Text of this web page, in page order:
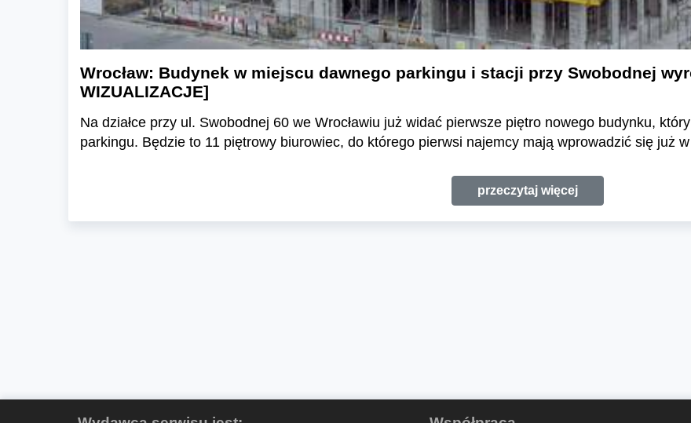
Wrocław: Budynek w miejscu dawnego parkingu i stacji przy Swobodnej
WIZUALIZACJE]
Na działce przy ul. Swobodnej 60 we Wrocławiu już widać pierwsze piętro nowego budynku,
parkingu. Będzie to 11 piętrowy biurowiec, do którego pierwsi najemcy mają wprowadzić się już w
przeczytaj więcej